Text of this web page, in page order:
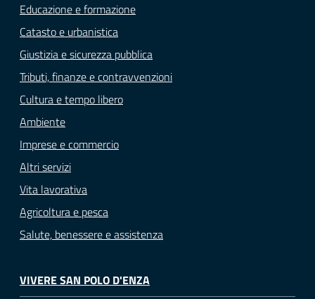
Educazione e formazione
Catasto e urbanistica
Giustizia e sicurezza pubblica
Tributi, finanze e contravvenzioni
Cultura e tempo libero
Ambiente
Imprese e commercio
Altri servizi
Vita lavorativa
Agricoltura e pesca
Salute, benessere e assistenza
VIVERE SAN POLO D'ENZA